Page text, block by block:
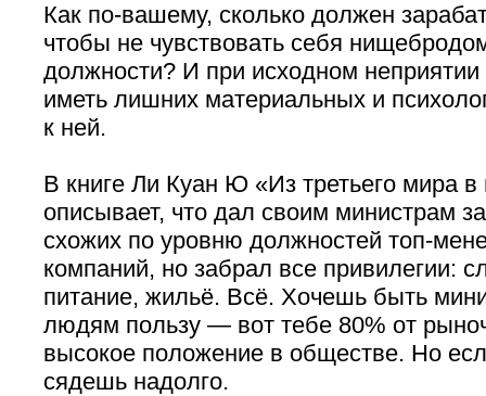
Как по-вашему, сколько должен
чтобы не чувствовать себя
должности? И при исходном неприятии
иметь лишних материальных и
к ней.
В книге Ли Куан Ю «Из третьего мира
описывает, что дал своим министрам
схожих по уровню должностей топ-
компаний, но забрал все привилегии:
питание, жильё. Всё. Хочешь быть
людям пользу — вот тебе 80% от
высокое положение в обществе. Но
сядешь надолго.